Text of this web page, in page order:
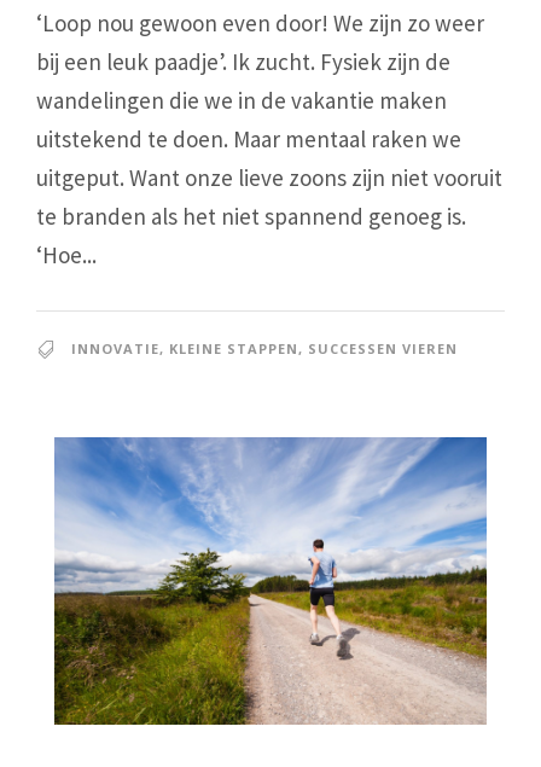
‘Loop nou gewoon even door! We zijn zo weer
bij een leuk paadje’. Ik zucht. Fysiek zijn de
wandelingen die we in de vakantie maken
uitstekend te doen. Maar mentaal raken we
uitgeput. Want onze lieve zoons zijn niet vooruit
te branden als het niet spannend genoeg is.
‘Hoe...
INNOVATIE, KLEINE STAPPEN , SUCCESSEN VIEREN